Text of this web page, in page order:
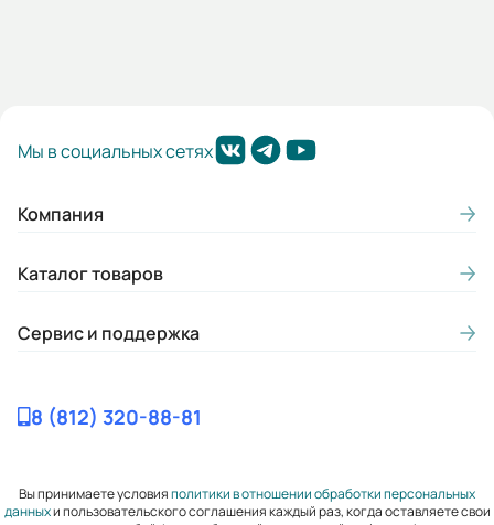
Мы в социальных сетях
Компания
Каталог товаров
Сервис и поддержка
8 (812) 320-88-81
Вы принимаете условияполитики в отношении обработки персональных
данныхи пользовательского соглашения каждый раз, когда оставляете свои